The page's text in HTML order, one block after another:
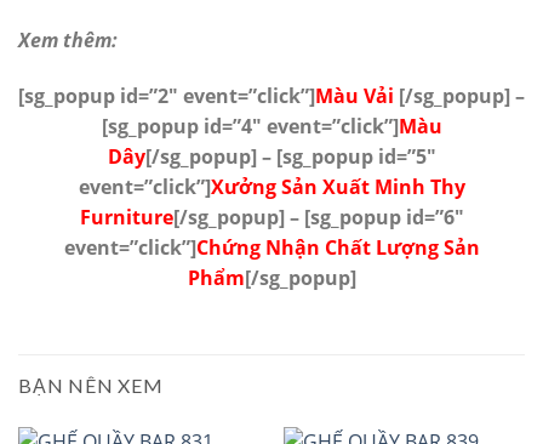
Xem thêm:
[sg_popup id=”2″ event=”click”]Màu Vải [/sg_popup] –
[sg_popup id=”4″ event=”click”]Màu
Dây[/sg_popup]– [sg_popup id=”5″
event=”click”]Xưởng Sản Xuất Minh Thy
Furniture[/sg_popup]– [sg_popup id=”6″
event=”click”]Chứng Nhận Chất Lượng Sản
Phẩm[/sg_popup]
BẠN NÊN XEM